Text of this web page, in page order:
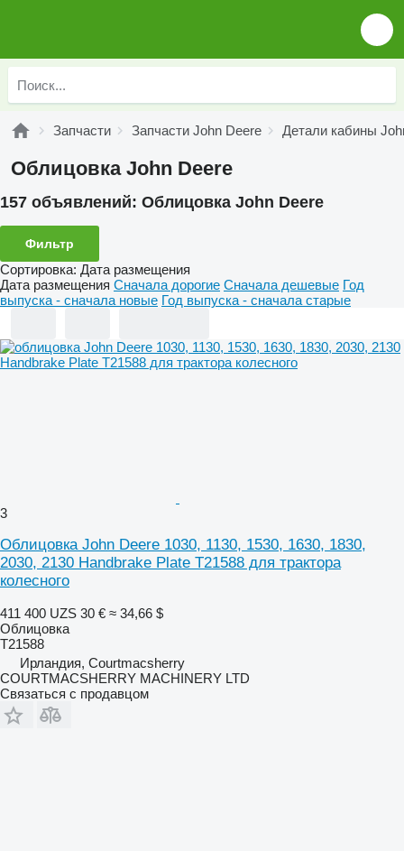
Запчасти Запчасти John Deere Детали кабины
Облицовка John Deere
157 объявлений: Облицовка John Deere
Фильтр
Сортировка: Дата размещения
Дата размещения Сначала дорогие Сначала дешевые Год
выпуска - сначала новые Год выпуска - сначала старые
3
Облицовка John Deere 1030, 1130, 1530, 1630, 1830,
2030, 2130 Handbrake Plate T21588 для трактора
колесного
411 400 UZS 30 € ≈ 34,66 $
Облицовка
T21588
Ирландия, Courtmacsherry
COURTMACSHERRY MACHINERY LTD
Связаться с продавцом